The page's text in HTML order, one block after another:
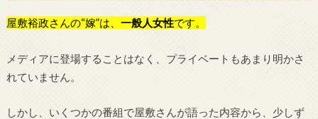
屋敷裕政さんの“嫁”は、 一般人女性です。
メディアに登場することはなく、プライベートもあまり明かさ
れていません。
しかし、いくつかの番組で屋敷さんが語った内容から、少しず